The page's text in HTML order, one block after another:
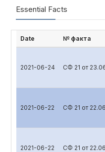
Essential Facts
Date № факта
2021-06-24 СФ 21 от
2021-06-22 СФ 21 от
2021-06-22 СФ 21 от